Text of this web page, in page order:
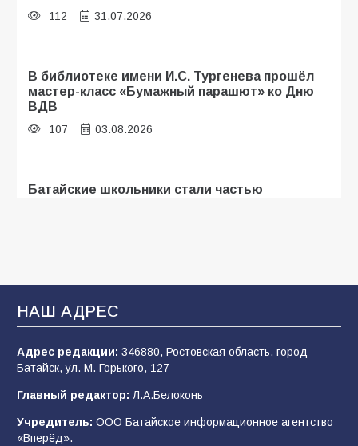
112 31.07.2026
В библиотеке имени И.С. Тургенева прошёл
мастер-класс «Бумажный парашют» ко Дню
ВДВ
107 03.08.2026
Батайские школьники стали частью
«Мобилизация или набор?» Что на самом
деле происходит в армии России в августе
2026 года
В Батайске продолжаются дорожные работы
98 04.08.2026
НАШ АДРЕС
Адрес редакции: 346880, Ростовская область, город
Батайск, ул. М. Горького, 127
Главный редактор: Л.А.Белоконь
Учредитель: ООО Батайское информационное агентство
«Вперёд».